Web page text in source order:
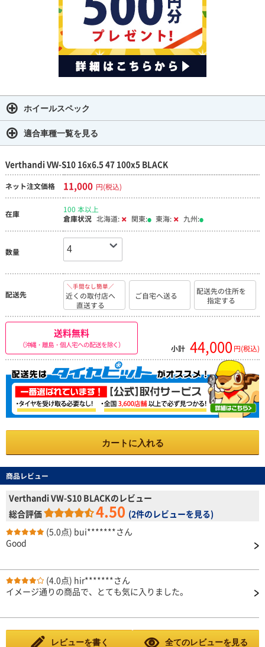
ホイールスペック
適合車種一覧を見る
Verthandi VW-S10 16x6.5 47 100x5 BLACK
ネット注文価格 11,000 円(税込)
在庫
100 本以上
倉庫状況 北海道: 関東: 東海: 九州:
数量
配送先
＼手間なし簡単／
近くの取付店へ
直送する
ご自宅へ送る
配送先の住所を
指定する
送料無料
（沖縄・離島・個人宅への配送を除く） 小計 44,000 円(税込)
カートに入れる
商品レビュー
Verthandi VW-S10 BLACKのレビュー
総合評価
4.50 (2件のレビューを見る)
(5.0点) bui*******さん
Good
(4.0点) hir*******さん
イメージ通りの商品で、とても気に入りました。
レビューを書く 全てのレビューを見る